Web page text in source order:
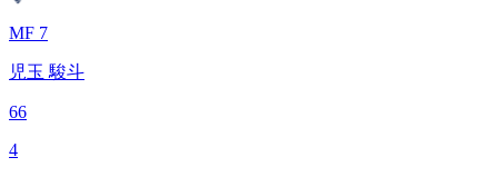
MF 7
児玉 駿斗
66
4